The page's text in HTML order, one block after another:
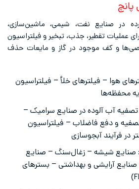
پانچ
در صنایع نفت، شیمی، ماشین‌سازی،
عملیات تقطیر، جذب، تبخیر و فیلتراسیون
و کف موجود در گاز و مایعات حذف
هوا – فیلترهای خلأ – فیلتراسیون
محفظه‌ها
آب آلوده در صنایع سرامیک –
و دفع فاضلاب – فیلتراسیون
در فرآیند آبجوسازی
صنایع شیشه – زغال‌سنگ – صنایع
صنایع آرایشی و بهداشتی – بسترهای